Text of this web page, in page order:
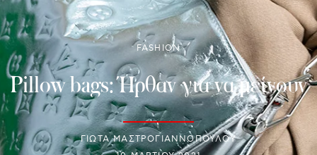
FASHION
Pillow bags: Ήρθαν για να μείνουν
ΓΙΩΤΑ ΜΑΣΤΡΟΓΙΑΝΝΟΠΟΥΛΟΥ